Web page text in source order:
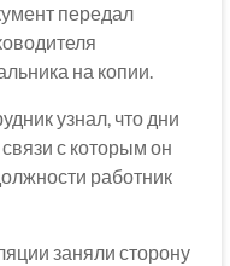
передал
на копии.
узнал, что дни
с которым он
работник
заняли сторону